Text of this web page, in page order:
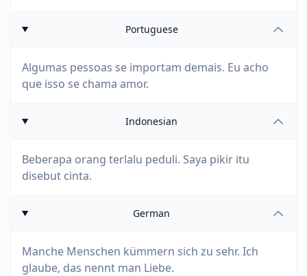
Portuguese
Algumas pessoas se importam demais. Eu acho
que isso se chama amor.
Indonesian
Beberapa orang terlalu peduli. Saya pikir itu
disebut cinta.
German
Manche Menschen kümmern sich zu sehr. Ich
glaube, das nennt man Liebe.